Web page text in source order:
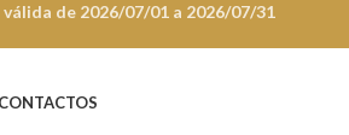
de 2026/07/01 a 2026/07/31
CONTACTOS